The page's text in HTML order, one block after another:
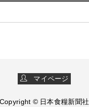
マイページ
Copyright © 日本食糧新聞社